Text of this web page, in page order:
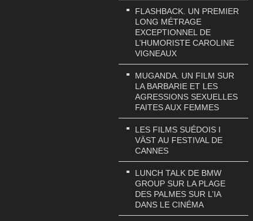
FLASHBACK. UN PREMIER
LONG MÉTRAGE
EXCEPTIONNEL DE
L’HUMORISTE CAROLINE
VIGNEAUX
MUGANDA. UN FILM SUR
LA BARBARIE ET LES
AGRESSIONS SEXUELLES
FAITES AUX FEMMES
LES FILMS SUÉDOIS I
VÄST AU FESTIVAL DE
CANNES
LUNCH TALK DE BMW
GROUP SUR LA PLAGE
DES PALMES SUR L’IA
DANS LE CINÉMA